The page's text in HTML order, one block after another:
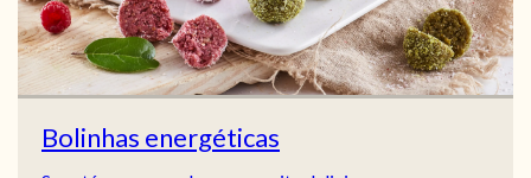
Bolinhas energéticas